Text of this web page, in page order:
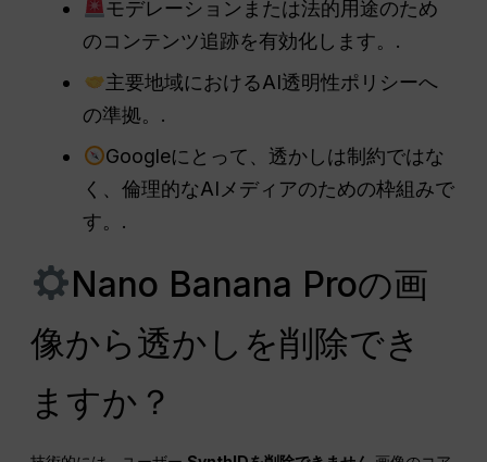
モデレーションまたは法的用途のため
のコンテンツ追跡を有効化します。.
主要地域におけるAI透明性ポリシーへ
の準拠。.
Googleにとって、透かしは制約ではな
く、倫理的なAIメディアのための枠組みで
す。.
Nano Banana Proの画
像から透かしを削除でき
ますか？